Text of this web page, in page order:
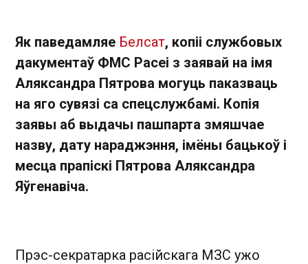
Як паведамляе Белсат, копіі службовых
дакументаў ФМС Расеі з заявай на імя
Аляксандра Пятрова могуць паказваць
на яго сувязі са спецслужбамі. Копія
заявы аб выдачы пашпарта змяшчае
назву, дату нараджэння, імёны бацькоў і
месца прапіскі Пятрова Аляксандра
Яўгенавіча.
Прэс-секратарка расійскага МЗС ужо